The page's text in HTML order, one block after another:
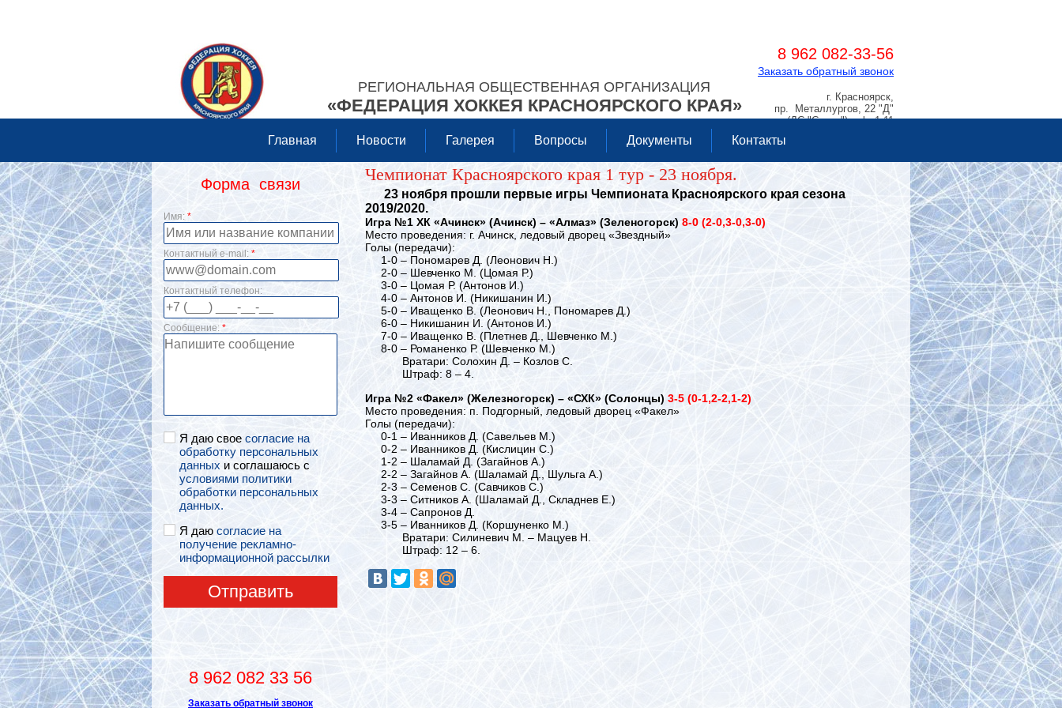
РЕГИОНАЛЬНАЯ ОБЩЕСТВЕННАЯ ОРГАНИЗАЦИЯ
«ФЕДЕРАЦИЯ ХОККЕЯ КРАСНОЯРСКОГО КРАЯ»
8 962 082-33-56
Заказать обратный звонок
г. Красноярск,
пр. Металлургов, 22 "Д"
(ДС "Сокол"), оф. 1.11
Главная Новости Галерея Вопросы Документы Контакты
Форма связи
Имя: *
Контактный e-mail: *
Контактный телефон:
Сообщение: *
Я даю свое согласие на
обработку персональных
данных и соглашаюсь с
условиями политики
обработки персональных
данных.
Я даю согласие на
получение рекламно-
информационной рассылки
Отправить
8 962 082 33 56
Заказать обратный звонок
Чемпионат Красноярского края 1 тур - 23 ноября.
23 ноября прошли первые игры Чемпионата Красноярского края сезона
2019/2020.
Игра №1 ХК «Ачинск» (Ачинск) – «Алмаз» (Зеленогорск) 8-0 (2-0,3-0,3-0)
Место проведения: г. Ачинск, ледовый дворец «Звездный»
Голы (передачи):
1-0 – Пономарев Д. (Леонович Н.)
2-0 – Шевченко М. (Цомая Р.)
3-0 – Цомая Р. (Антонов И.)
4-0 – Антонов И. (Никишанин И.)
5-0 – Иващенко В. (Леонович Н., Пономарев Д.)
6-0 – Никишанин И. (Антонов И.)
7-0 – Иващенко В. (Плетнев Д., Шевченко М.)
8-0 – Романенко Р. (Шевченко М.)
Вратари: Солохин Д. – Козлов С.
Штраф: 8 – 4.
Игра №2 «Факел» (Железногорск) – «СХК» (Солонцы) 3-5 (0-1,2-2,1-2)
Место проведения: п. Подгорный, ледовый дворец «Факел»
Голы (передачи):
0-1 – Иванников Д. (Савельев М.)
0-2 – Иванников Д. (Кислицин С.)
1-2 – Шаламай Д. (Загайнов А.)
2-2 – Загайнов А. (Шаламай Д., Шульга А.)
2-3 – Семенов С. (Савчиков С.)
3-3 – Ситников А. (Шаламай Д., Складнев Е.)
3-4 – Сапронов Д.
3-5 – Иванников Д. (Коршуненко М.)
Вратари: Силиневич М. – Мацуев Н.
Штраф: 12 – 6.